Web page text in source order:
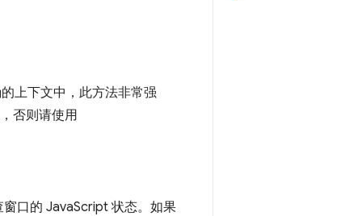
上下文中，此方法非常强
否则请使用
口的 JavaScript 状态。如果